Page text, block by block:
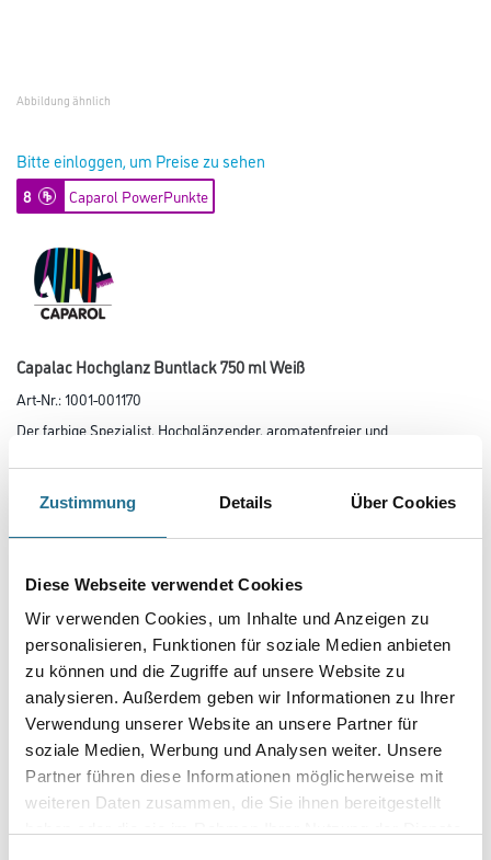
Zustimmung Details Über Cookies
Diese Webseite verwendet Cookies
Wir verwenden Cookies, um Inhalte und Anzeigen zu
personalisieren, Funktionen für soziale Medien anbieten
zu können und die Zugriffe auf unsere Website zu
analysieren. Außerdem geben wir Informationen zu Ihrer
Verwendung unserer Website an unsere Partner für
soziale Medien, Werbung und Analysen weiter. Unsere
Partner führen diese Informationen möglicherweise mit
weiteren Daten zusammen, die Sie ihnen bereitgestellt
Abbildung ähnlich
Bitte einloggen, um Preise zu sehen
8 Caparol PowerPunkte
Capalac Hochglanz Buntlack 750 ml Weiß
Art-Nr.:1001-001170
Der farbige Spezialist. Hochglänzender, aromatenfreier und
Farbtonbezeichnung
Glanzgrad
Gebinde
Umrechnungsfaktoren